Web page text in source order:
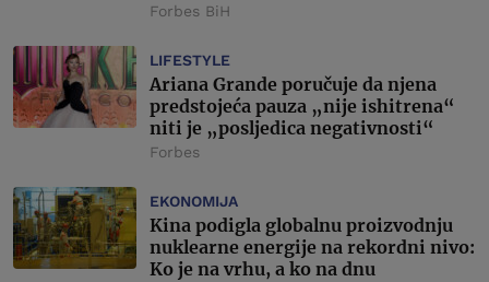
Forbes BiH
LIFESTYLE
Ariana Grande poručuje da njena
predstojeća pauza „nije ishitrena“
niti je „posljedica negativnosti“
Forbes
EKONOMIJA
Kina podigla globalnu proizvodnju
nuklearne energije na rekordni nivo:
Ko je na vrhu, a ko na dnu